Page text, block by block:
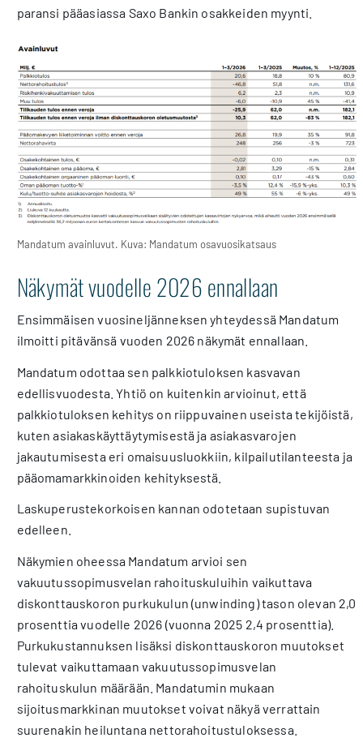
paransi pääasiassa Saxo Bankin osakkeiden myynti.
Mandatum avainluvut. Kuva: Mandatum osavuosikatsaus
Näkymät vuodelle 2026 ennallaan
Ensimmäisen vuosineljänneksen yhteydessä Mandatum
ilmoitti pitävänsä vuoden 2026 näkymät ennallaan.
Mandatum odottaa sen palkkiotuloksen kasvavan
edellisvuodesta. Yhtiö on kuitenkin arvioinut, että
palkkiotuloksen kehitys on riippuvainen useista tekijöistä,
kuten asiakaskäyttäytymisestä ja asiakasvarojen
jakautumisesta eri omaisuusluokkiin, kilpailutilanteesta ja
pääomamarkkinoiden kehityksestä.
Laskuperustekorkoisen kannan odotetaan supistuvan
edelleen.
Näkymien oheessa Mandatum arvioi sen
vakuutussopimusvelan rahoituskuluihin vaikuttava
diskonttauskoron purkukulun (unwinding) tason olevan 2,0
prosenttia vuodelle 2026 (vuonna 2025 2,4 prosenttia).
Purkukustannuksen lisäksi diskonttauskoron muutokset
tulevat vaikuttamaan vakuutussopimusvelan
rahoituskulun määrään. Mandatumin mukaan
sijoitusmarkkinan muutokset voivat näkyä verrattain
suurenakin heiluntana nettorahoitustuloksessa.